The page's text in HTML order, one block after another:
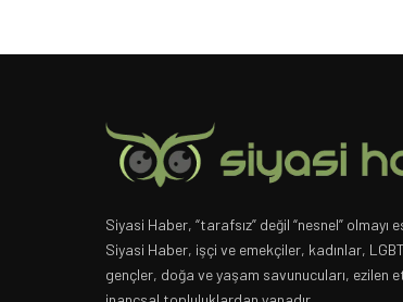
Siyasi Haber, “tarafsız” değil “nesnel” olmayı
Siyasi Haber, işçi ve emekçiler, kadınlar,
gençler, doğa ve yaşam savunucuları, ezilen